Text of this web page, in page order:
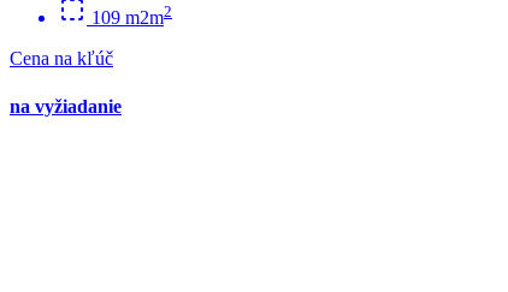
109 m2m2
Cena na kľúč
na vyžiadanie